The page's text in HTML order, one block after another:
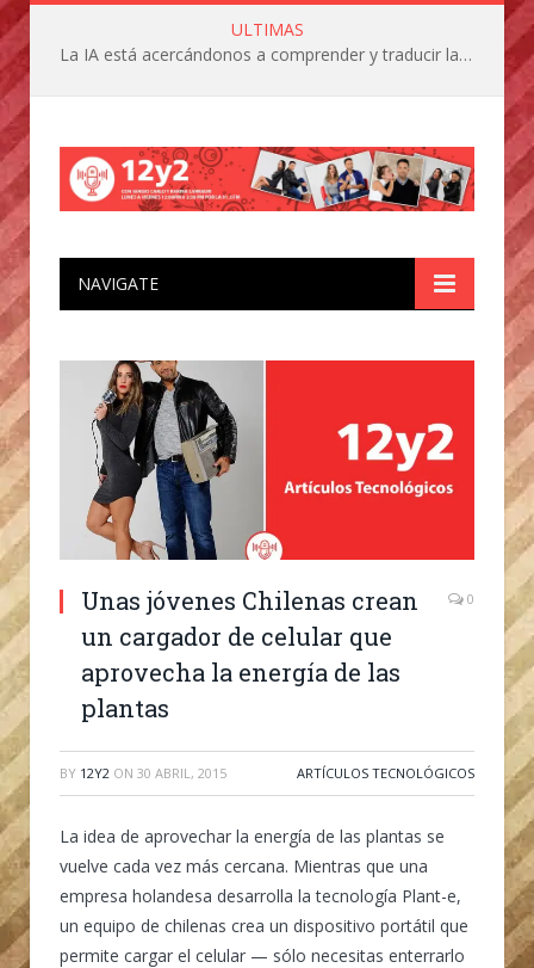
ULTIMAS
La IA está acercándonos a comprender y traducir las vocalizaciones y comportamientos de nuestras mascotas
NAVIGATE
Unas jóvenes Chilenas crean
un cargador de celular que
aprovecha la energía de las
plantas
0
BY 12Y2 ON 30 ABRIL, 2015 ARTÍCULOS TECNOLÓGICOS
La idea de aprovechar la energía de las plantas se
vuelve cada vez más cercana. Mientras que una
empresa holandesa desarrolla la tecnología Plant-e,
un equipo de chilenas crea un dispositivo portátil que
permite cargar el celular — sólo necesitas enterrarlo